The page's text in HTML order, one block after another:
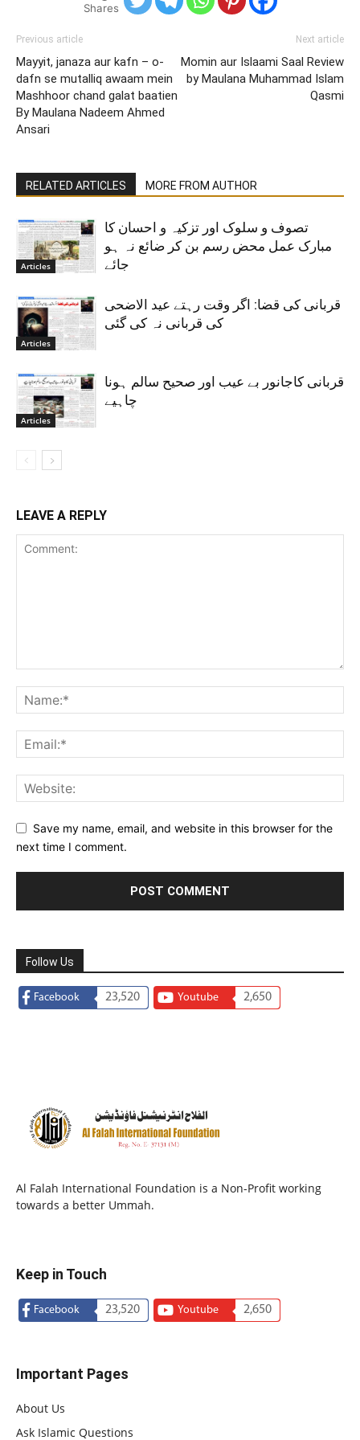
Shares
Previous article
Mayyit, janaza aur kafn – o-
dafn se mutalliq awaam mein
Mashhoor chand galat baatien
By Maulana Nadeem Ahmed
Ansari
Next article
Momin aur Islaami Saal Review
by Maulana Muhammad Islam
Qasmi
RELATED ARTICLES MORE FROM AUTHOR
Articles
تصوف و سلوک اور تزکیہ و احسان کا
مبارک عمل محض رسم بن کر ضائع نہ ہو
جائے
Articles
قربانی کی قضا: اگر وقت رہتے عید الاضحی
کی قربانی نہ کی گئی
Articles
قربانی کاجانور بے عیب اور صحیح سالم ہونا
چاہیے
LEAVE A REPLY
Save my name, email, and website in this browser for the
next time I comment.
Follow Us
Facebook 23,520 Youtube 2,650
Al Falah International Foundation is a Non-Profit working
towards a better Ummah.
Keep in Touch
Facebook 23,520 Youtube 2,650
Important Pages
About Us
Ask Islamic Questions